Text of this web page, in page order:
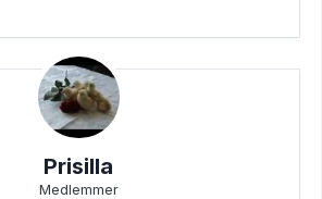
Prisilla
Medlemmer